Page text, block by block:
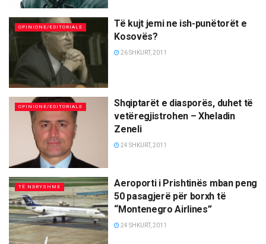
OPINIONE/EDITORIALE
Të kujt jemi ne ish-punëtorët e
Kosovës?
26 SHKURT, 2011
OPINIONE/EDITORIALE
Shqiptarët e diasporës, duhet të
vetëregjistrohen – Xheladin
Zeneli
24 SHKURT, 2011
TË NDRYSHME
Aeroporti i Prishtinës mban peng
50 pasagjerë për borxh të
“Montenegro Airlines”
24 SHKURT, 2011